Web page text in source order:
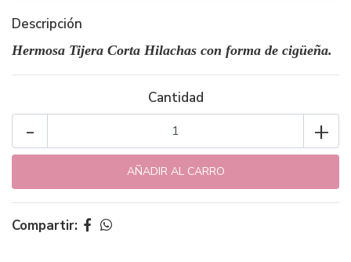
Descripción
Hermosa Tijera Corta Hilachas con forma de cigüeña.
Cantidad
+
-
Compartir: